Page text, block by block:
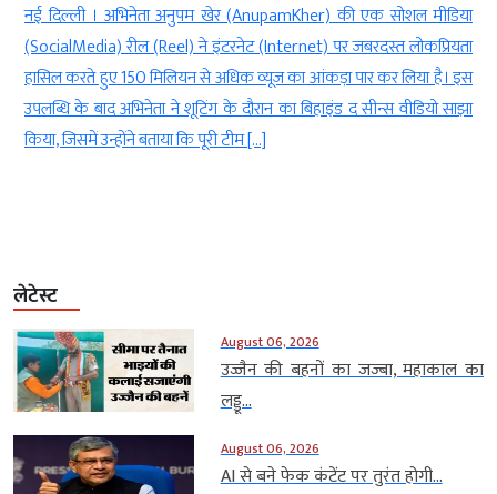
इस
नई दिल्ली। सलमान खान(Salman Khan’s) का लोकप्रिय रियलिटी शो
बॉस(popular reality show) अपने 20वें सीजन के साथ एक बार फिर
के बीच आने के लिए तैयार है। शो का प्रीमियर (premiere)6 सितंबर
प्रस्तावित है और हाल ही में जारी हुए टीजर ने दर्शकों की उत्सुकता कई गुना
दी है। टीजर में […]
लेटेस्ट
August 06, 2026
उज्जैन की बहनों का जज्बा, महाकाल का
लड्डू...
August 06, 2026
AI से बने फेक कंटेंट पर तुरंत होगी...